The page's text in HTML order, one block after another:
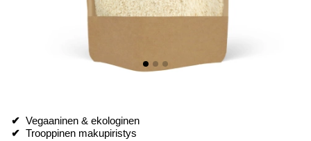
✔ Vegaaninen & ekologinen
✔ Trooppinen makupiristys